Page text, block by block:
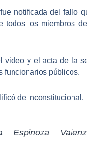
notificada del fallo
todos los miembros
video y el acta de la
funcionarios públicos.
de inconstitucional.